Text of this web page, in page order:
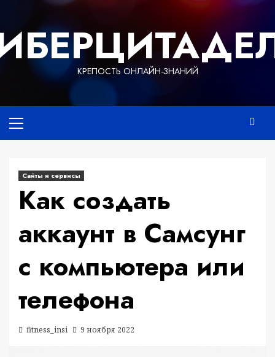
содержимому
КРЕПОСТЬ ОНЛАЙН-ЗНАНИЙ
меню
Сайты и сервисы
Как создать
аккаунт в Самсунг
с компьютера или
телефона
fitness_insi 9 ноября 2022